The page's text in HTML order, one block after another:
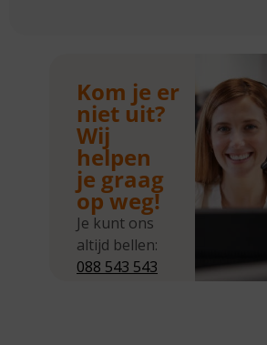
Kom je er
niet uit?
Wij
helpen
je graag
op weg!
Je kunt ons
altijd bellen:
088 543 543